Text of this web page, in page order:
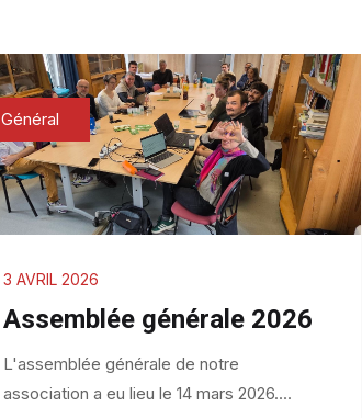
Général
3 AVRIL 2026
Assemblée générale 2026
L'assemblée générale de notre
association a eu lieu le 14 mars 2026....